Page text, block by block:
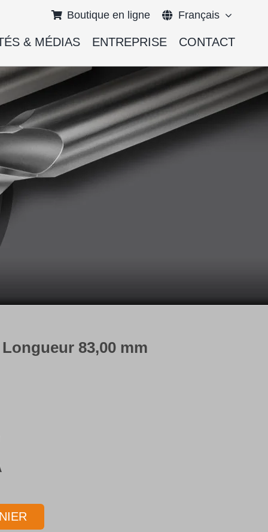
Boutique en ligne Français
English
Deutsch
& MÉDIAS ENTREPRISE CONTACT
83,00 mm